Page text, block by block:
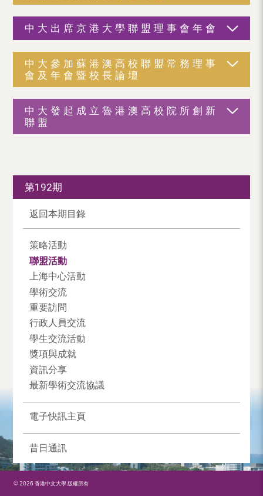
中大出席京港大學聯盟理事會年會
中大參加蘇港澳高校聯盟常務理事
會及年會暨校長論壇
中大發起成立魯港澳高校院所創新
聯盟
第192期
返回本期目錄
策略活動
聯盟活動
上海中心活動
學術交流
重要訪問
行政人員交流
學生交流活動
獎項與成就
資訊分享
最新學術交流協議
電子快訊主頁
昔日通訊
© 2026 香港中文大學 版權所有